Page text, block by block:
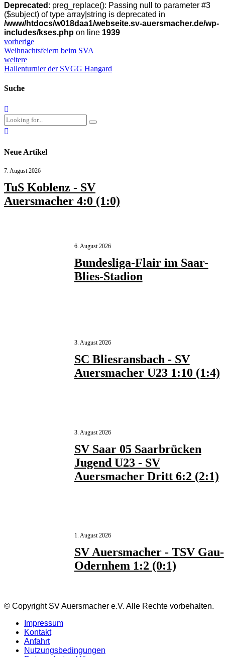
Deprecated : preg_replace(): Passing null to parameter #3
($subject) of type array|string is deprecated in
/www/htdocs/w018daa1/webseite.sv-auersmacher.de/wp-
includes/kses.php on line 1939
vorherige
Weihnachtsfeiern beim SVA
weitere
Hallenturnier der SVGG Hangard
Suche
Neue Artikel
7. August 2026
TuS Koblenz - SV
Auersmacher 4:0 (1:0)
6. August 2026
Bundesliga-Flair im Saar-
Blies-Stadion
3. August 2026
SC Bliesransbach - SV
Auersmacher U23 1:10 (1:4)
3. August 2026
SV Saar 05 Saarbrücken
Jugend U23 - SV
Auersmacher Dritt 6:2 (2:1)
1. August 2026
SV Auersmacher - TSV Gau-
Odernhem 1:2 (0:1)
© Copyright SV Auersmacher e.V. Alle Rechte vorbehalten.
Impressum
Kontakt
Anfahrt
Nutzungsbedingungen